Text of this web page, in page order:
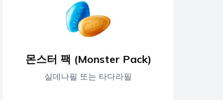
몬스터 팩 (Monster Pack)
실데나필 또는 타다라필